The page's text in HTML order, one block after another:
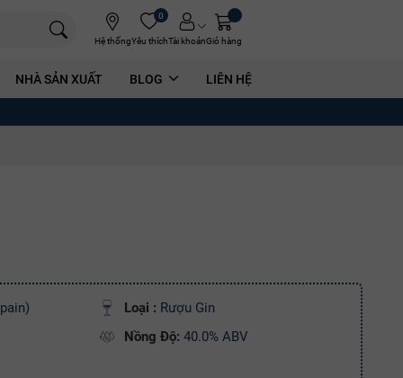
Hệ thống
0
Yêu thíchTài khoảnGiỏ hàng
NHÀ SẢN XUẤT BLOG LIÊN HỆ
Loại : Rượu Gin
Nồng Độ: 40.0% ABV